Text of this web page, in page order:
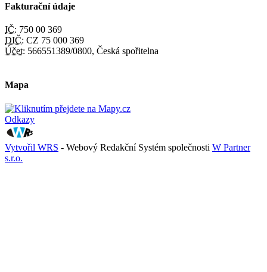
Fakturační údaje
IČ: 750 00 369
DIČ: CZ 75 000 369
Účet: 566551389/0800, Česká spořitelna
Mapa
Odkazy
Vytvořil WRS - Webový Redakční Systém společnosti W Partner
s.r.o.